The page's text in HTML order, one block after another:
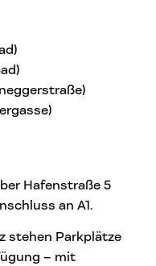
Hafenstraße 5
an A1.
stehen Parkplätze
– mit